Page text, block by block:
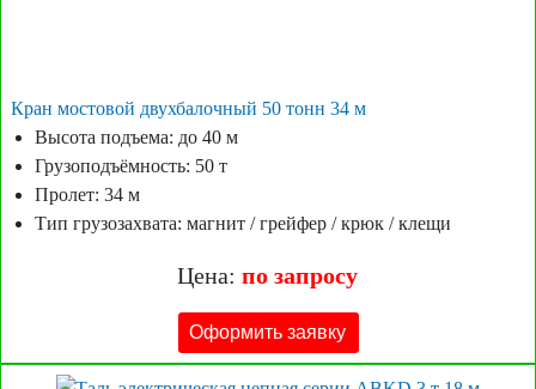
Кран мостовой двухбалочный 50 тонн 34 м
Высота подъема: до 40 м
Грузоподъёмность: 50 т
Пролет: 34 м
Тип грузозахвата: магнит / грейфер / крюк / клещи
Цена:по запросу
Оформить заявку